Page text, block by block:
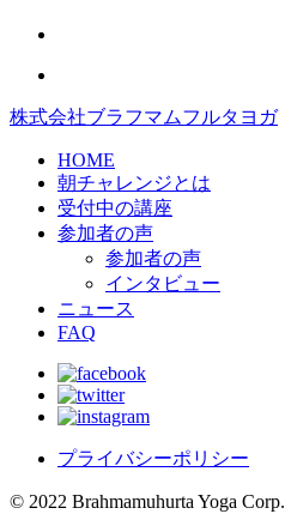
株式会社ブラフマムフルタヨガ
HOME
朝チャレンジとは
受付中の講座
参加者の声
参加者の声
インタビュー
ニュース
FAQ
プライバシーポリシー
© 2022 Brahmamuhurta Yoga Corp.